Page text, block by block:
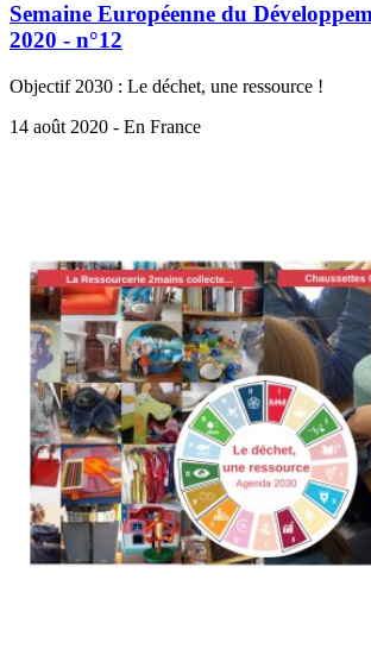
Semaine Européenne du
2020 - n°12
Objectif 2030 : Le déchet, une ressource !
14 août 2020 - En France